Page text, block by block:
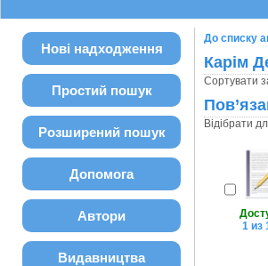
Нові надходження
Простий пошук
Розширений пошук
Допомога
Автори
Видавництва
До списку
Карім
Сортувати
Відібрати
1 из